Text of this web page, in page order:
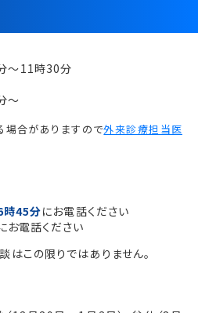
～11時30分
～
合がありますので外来診療担当医
45分にお電話ください
お電話ください
この限りではありません。